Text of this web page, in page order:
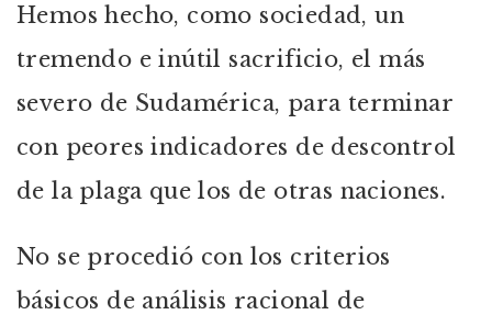
Hemos hecho, como sociedad, un
tremendo e inútil sacrificio, el más
severo de Sudamérica, para terminar
con peores indicadores de descontrol
de la plaga que los de otras naciones.
No se procedió con los criterios
básicos de análisis racional de